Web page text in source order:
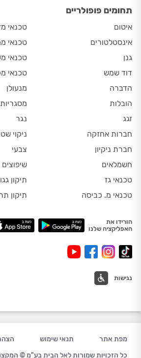
תחומים פופולריים
איטום
אינסטלטורים
גנן
דוד שמש
הדברה
הובלות
זגג
חברות אחזקה
חברת ניקיון
חשמלאים
טכנאי גז
טכנאי מ. כביסה
טכנאי
טכנאי
טכנאי
טכנאי
מנעולן
מסגריות
נגר
ניקוי
צבעי
שיפוצים
תיקון
תיקון
הורידו את
האפליקציה שלנו
נגישות
מפת אתר תנאי שימוש
כל הזכויות שמורות לאל הבית בע"מ ©